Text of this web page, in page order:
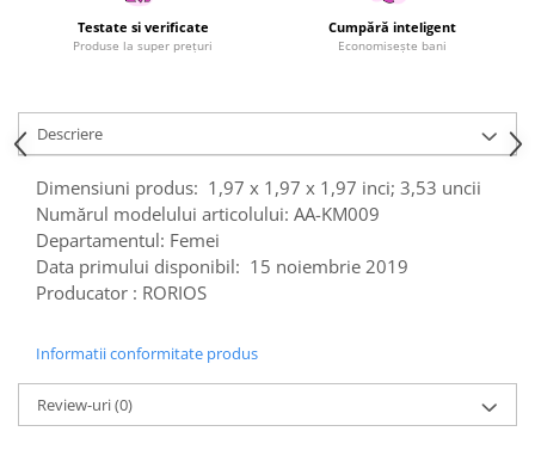
Aparate Frigorifice
Climatizare & sisteme de incalzire
Electrocasnice pentru Bucatarie
Fiare de calcat si masini de cusut
Ingrijire Locuinta
Purificatoare de aer
Fashion
Ceasuri barbatesti
Ceasuri dama
Cutii, curele si accesorii ceasuri
Testate si verificate
Produse la super prețuri
Cumpără inteligent
Economisește bani
Descriere
Dimensiuni produs: ‎ 1,97 x 1,97 x 1,97 inci; 3,53 uncii
Numărul modelului articolului: AA-KM009
Departamentul: Femei
Data primului disponibil: ‎ 15 noiembrie 2019
Producator : RORIOS
Informatii conformitate produs
Review-uri(0)